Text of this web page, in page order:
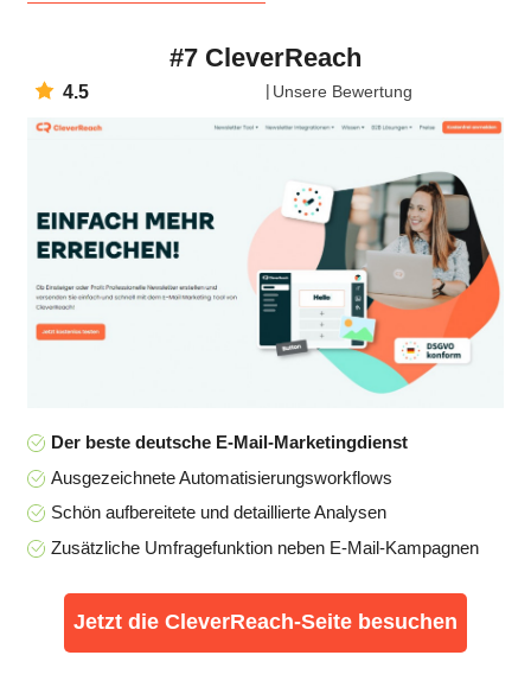
#7 CleverReach
4.5 Unsere Bewertung
Der beste deutsche E-Mail-Marketingdienst
Ausgezeichnete Automatisierungsworkflows
Schön aufbereitete und detaillierte Analysen
Zusätzliche Umfragefunktion neben E-Mail-Kampagnen
Jetzt die CleverReach-Seite besuchen